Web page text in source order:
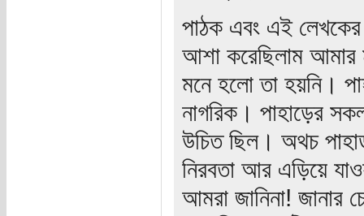
পাঠক এবং এই লেখকের
আশা করেছিলাম আমার
মনে হলো তা হয়নি।
নাগরিক। পাহাড়ের
উচিত ছিল। অথচ
নিরবতা আর এড়িয়ে
আমরা জানিনা! জানার